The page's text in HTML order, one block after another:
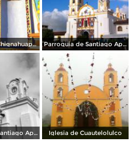
Parroquia de Chignahuapan. Parroquia de Santiago Apóstol
Parroquia de Santiago Apóstol. Zócalo de la ciudad. Iglesia de Cuautelolulco